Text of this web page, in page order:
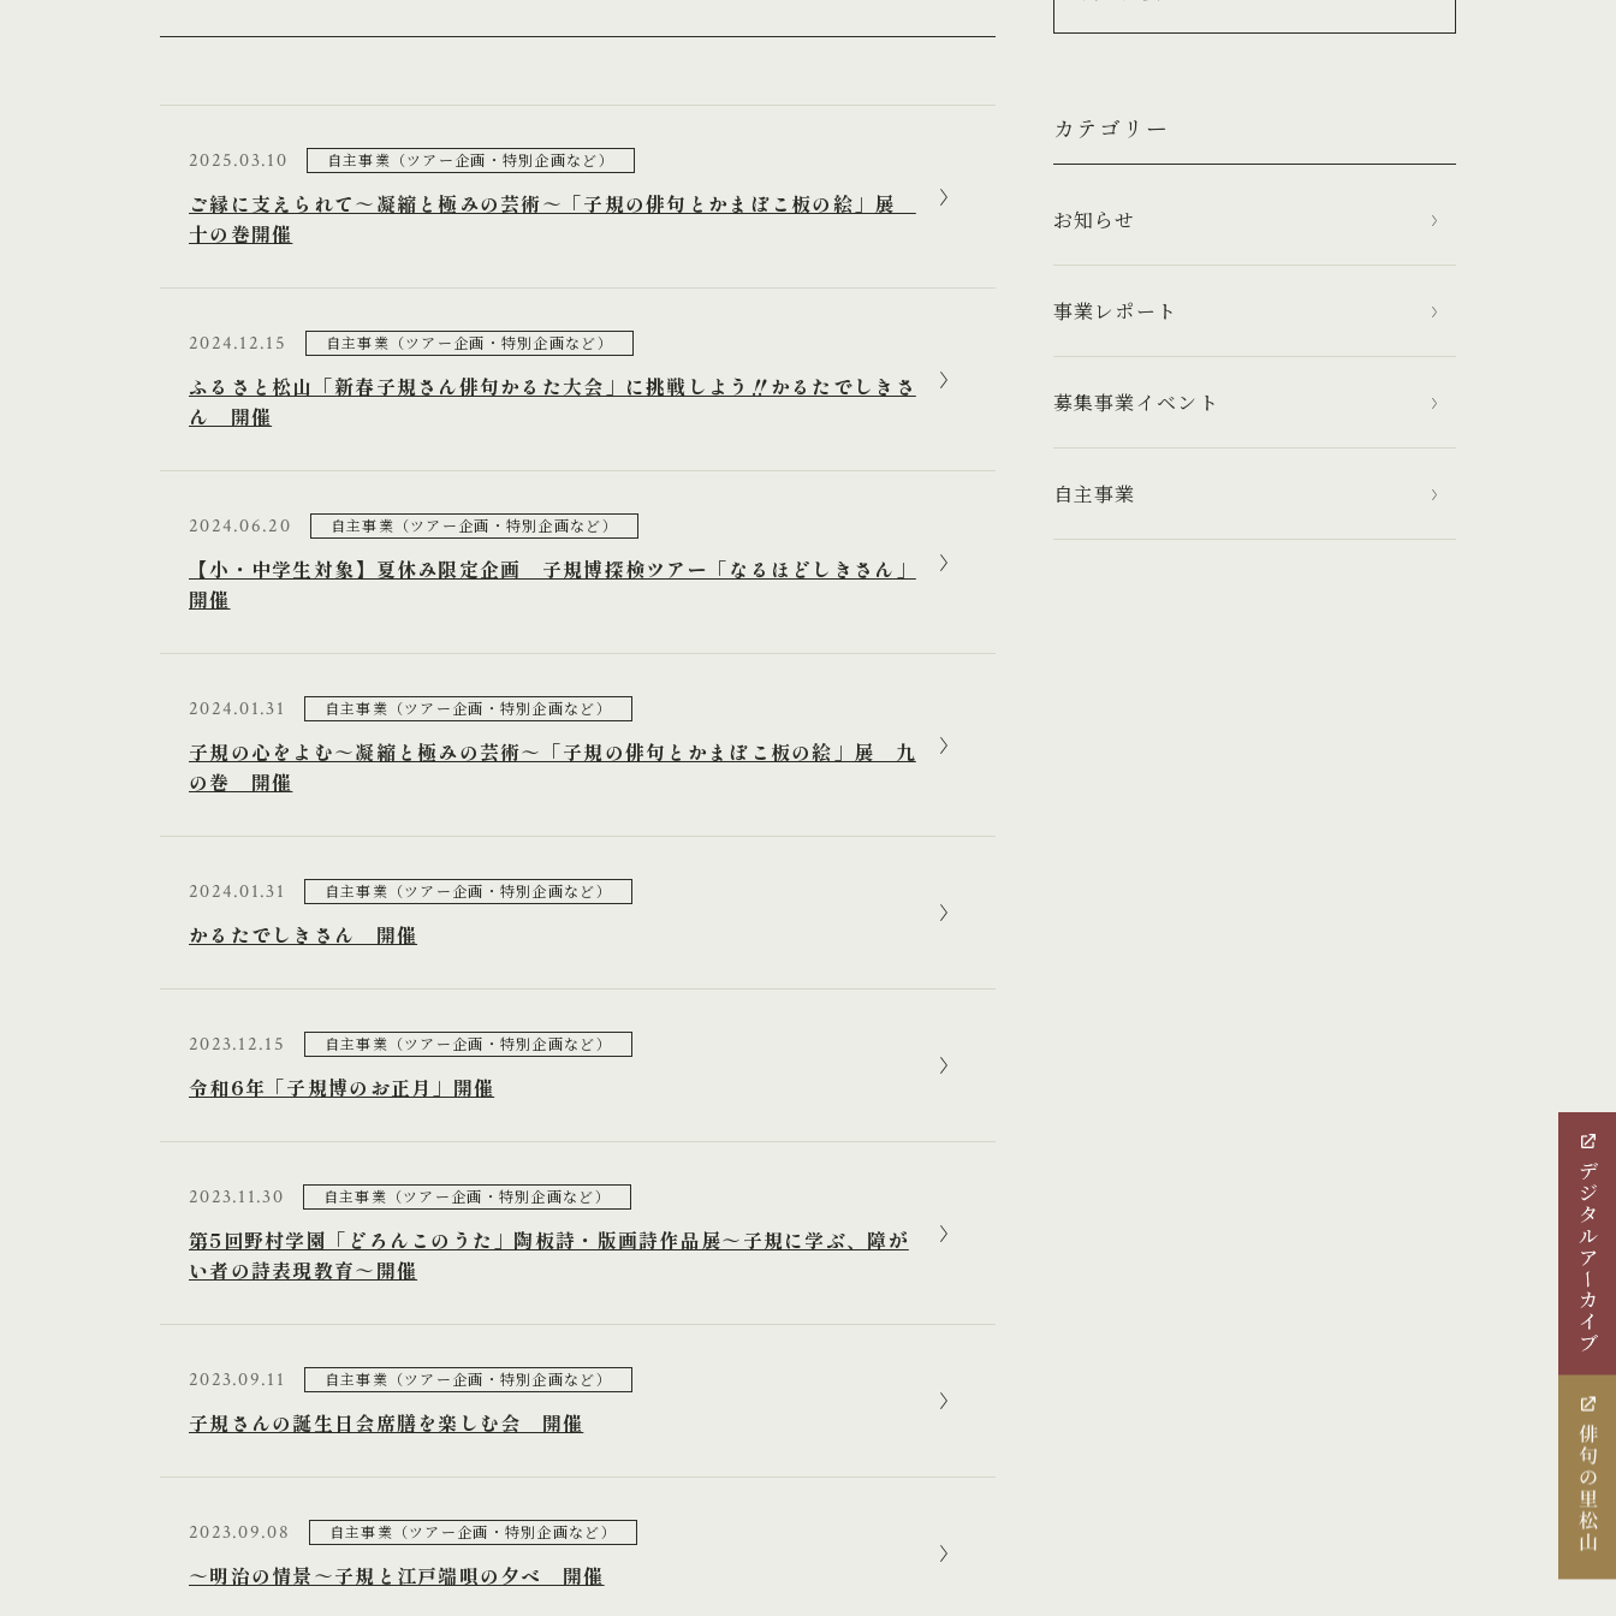
2025.03.10 自主事業（ツアー企画・特別企画など）
ご縁に支えられて～凝縮と極みの芸術～「子規の俳句とかまぼこ板の絵」展
十の巻開催
2024.12.15 自主事業（ツアー企画・特別企画など）
ふるさと松山「新春子規さん俳句かるた大会」に挑戦しよう‼かるたでしきさ
ん 開催
2024.06.20 自主事業（ツアー企画・特別企画など）
【小・中学生対象】夏休み限定企画 子規博探検ツアー「なるほどしきさん」
開催
2024.01.31 自主事業（ツアー企画・特別企画など）
子規の心をよむ～凝縮と極みの芸術～「子規の俳句とかまぼこ板の絵」展 九
の巻 開催
2024.01.31 自主事業（ツアー企画・特別企画など）
かるたでしきさん 開催
2023.12.15 自主事業（ツアー企画・特別企画など）
令和6年「子規博のお正月」開催
2023.11.30 自主事業（ツアー企画・特別企画など）
第5回野村学園「どろんこのうた」陶板詩・版画詩作品展～子規に学ぶ、障が
い者の詩表現教育～開催
2023.09.11 自主事業（ツアー企画・特別企画など）
子規さんの誕生日会席膳を楽しむ会 開催
2023.09.08 自主事業（ツアー企画・特別企画など）
～明治の情景～子規と江戸端唄の夕べ 開催
カテゴリー
お知らせ
事業レポート
募集事業イベント
自主事業